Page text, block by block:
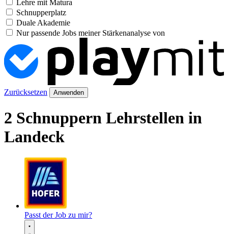
Lehre mit Matura
Schnupperplatz
Duale Akademie
Nur passende Jobs meiner Stärkenanalyse von
Zurücksetzen Anwenden
2 Schnuppern Lehrstellen in
Landeck
Passt der Job zu mir?